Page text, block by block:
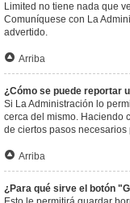
Limited no tiene nada que
Comuníquese con La
advertido.
Arriba
¿Cómo se puede reportar
Si La Administración lo
cerca del mismo. Haciendo
de ciertos pasos
Arriba
¿Para qué sirve el botón